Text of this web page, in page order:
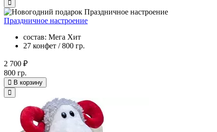
Праздничное настроение
состав: Мега Хит
27 конфет / 800 гр.
2 700 ₽
800 гр.
В корзину